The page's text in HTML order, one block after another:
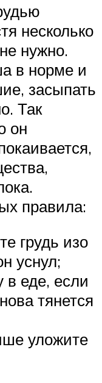
несколько
нужно.
в норме и
засыпать
Так
он
правила:
грудь изо
уснул;
в еде, если
тянется
уложите